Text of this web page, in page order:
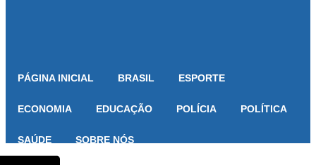
PÁGINA INICIAL BRASIL ESPORTE
ECONOMIA EDUCAÇÃO POLÍCIA POLÍTICA
SAÚDE SOBRE NÓS